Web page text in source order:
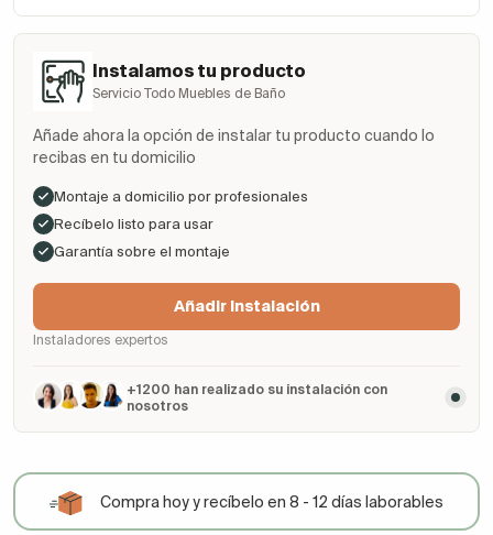
Instalamos tu producto
Servicio Todo Muebles de Baño
Añade ahora la opción de instalar tu producto cuando lo
recibas en tu domicilio
Montaje a domicilio por profesionales
Recíbelo listo para usar
Garantía sobre el montaje
Añadir Instalación
Instaladores expertos
+1200 han realizado su instalación con
nosotros
Compra hoy y recíbelo en 8 - 12 días laborables